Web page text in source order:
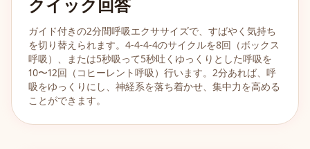
ガイド付きの2分間呼吸エクササイズで、すばやく気持ち
を切り替えられます。4-4-4-4のサイクルを8回（ボックス
呼吸）、または5秒吸って5秒吐くゆっくりとした呼吸を
10〜12回（コヒーレント呼吸）行います。2分あれば、呼
吸をゆっくりにし、神経系を落ち着かせ、集中力を高める
ことができます。